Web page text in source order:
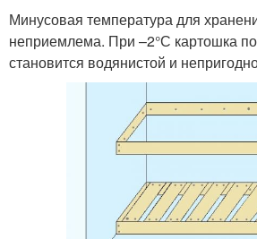
Минусовая температура для
неприемлема. При –2°С картошка
становится водянистой и